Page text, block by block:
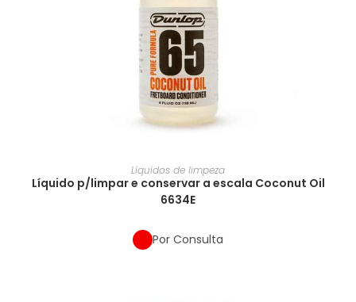
Líquidos de limpeza
Líquido p/limpar e conservar a escala Coconut Oil
6634E
Por Consulta